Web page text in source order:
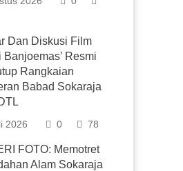
Dan Diskusi Film
Banjoemas’ Resmi
Rangkaian
Babad Sokaraja
2026 0 78
FOTO: Memotret
Alam Sokaraja